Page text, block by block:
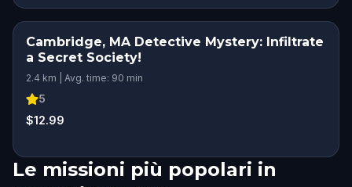
Cambridge, MA Detective Mystery: Infiltrate
a Secret Society!
2.4 km | Avg. time: 90 min
5
$12.99
Le missioni più popolari in